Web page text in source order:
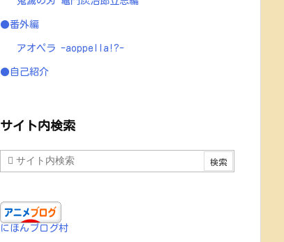
●番外編
アオペラ -aoppella!?-
●自己紹介
サイト内検索
にほんブログ村